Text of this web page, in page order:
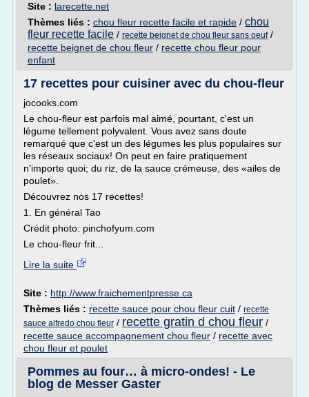
Site : larecette.net
Thèmes liés : chou fleur recette facile et rapide / chou
fleur recette facile / recette beignet de chou fleur sans oeuf/
recette beignet de chou fleur / recette chou fleur pour
enfant
17 recettes pour cuisiner avec du chou-fleur
jocooks.com
Le chou-fleur est parfois mal aimé, pourtant, c'est un
légume tellement polyvalent. Vous avez sans doute
remarqué que c'est un des légumes les plus populaires sur
les réseaux sociaux! On peut en faire pratiquement
n'importe quoi; du riz, de la sauce crémeuse, des «ailes de
poulet».
Découvrez nos 17 recettes!
1. En général Tao
Crédit photo: pinchofyum.com
Le chou-fleur frit...
Lire la suite
Site : http://www.fraichementpresse.ca
Thèmes liés : recette sauce pour chou fleur cuit / recette
sauce alfredo chou fleur / recette gratin d chou fleur /
recette sauce accompagnement chou fleur / recette avec
chou fleur et poulet
Pommes au four… à micro-ondes! - Le
blog de Messer Gaster